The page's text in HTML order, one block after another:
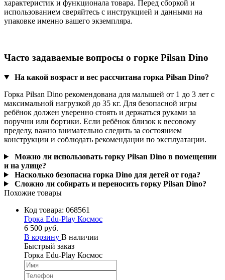
характеристик и функционала товара. Перед сборкой и
использованием сверяйтесь с инструкцией и данными на
упаковке именно вашего экземпляра.
Часто задаваемые вопросы о горке Pilsan Dino
На какой возраст и вес рассчитана горка Pilsan Dino?
Горка Pilsan Dino рекомендована для малышей от 1 до 3 лет с
максимальной нагрузкой до 35 кг. Для безопасной игры
ребёнок должен уверенно стоять и держаться руками за
поручни или бортики. Если ребёнок близок к весовому
пределу, важно внимательно следить за состоянием
конструкции и соблюдать рекомендации по эксплуатации.
Можно ли использовать горку Pilsan Dino в помещении
и на улице?
Насколько безопасна горка Dino для детей от года?
Сложно ли собирать и переносить горку Pilsan Dino?
Похожие товары
Код товара: 068561
Горка Edu-Play Космос
6 500 руб.
В корзину В наличии
Быстрый заказ
Горка Edu-Play Космос